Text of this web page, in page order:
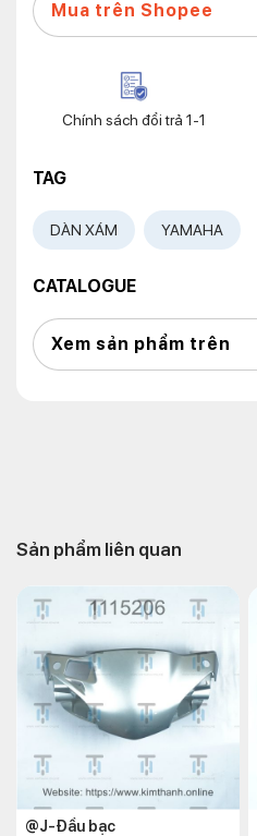
Mua trên Shopee
Chính sách đổi trả 1-1
TAG
DÀN XÁM YAMAHA
CATALOGUE
Xem sản phẩm trên
Sản phẩm liên quan
@J-Đầu bạc